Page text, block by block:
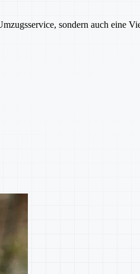
sondern auch eine